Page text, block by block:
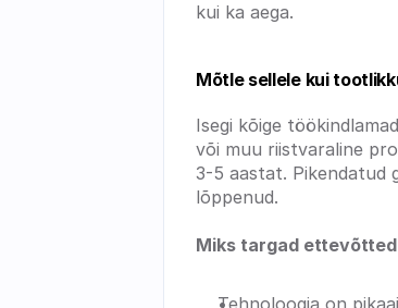
kui ka aega.
Mõtle sellele kui
Isegi kõige
või muu riistvaraline
3-5 aastat. Pikendatud
lõppenud.
Miks targad
Tehnoloogia on